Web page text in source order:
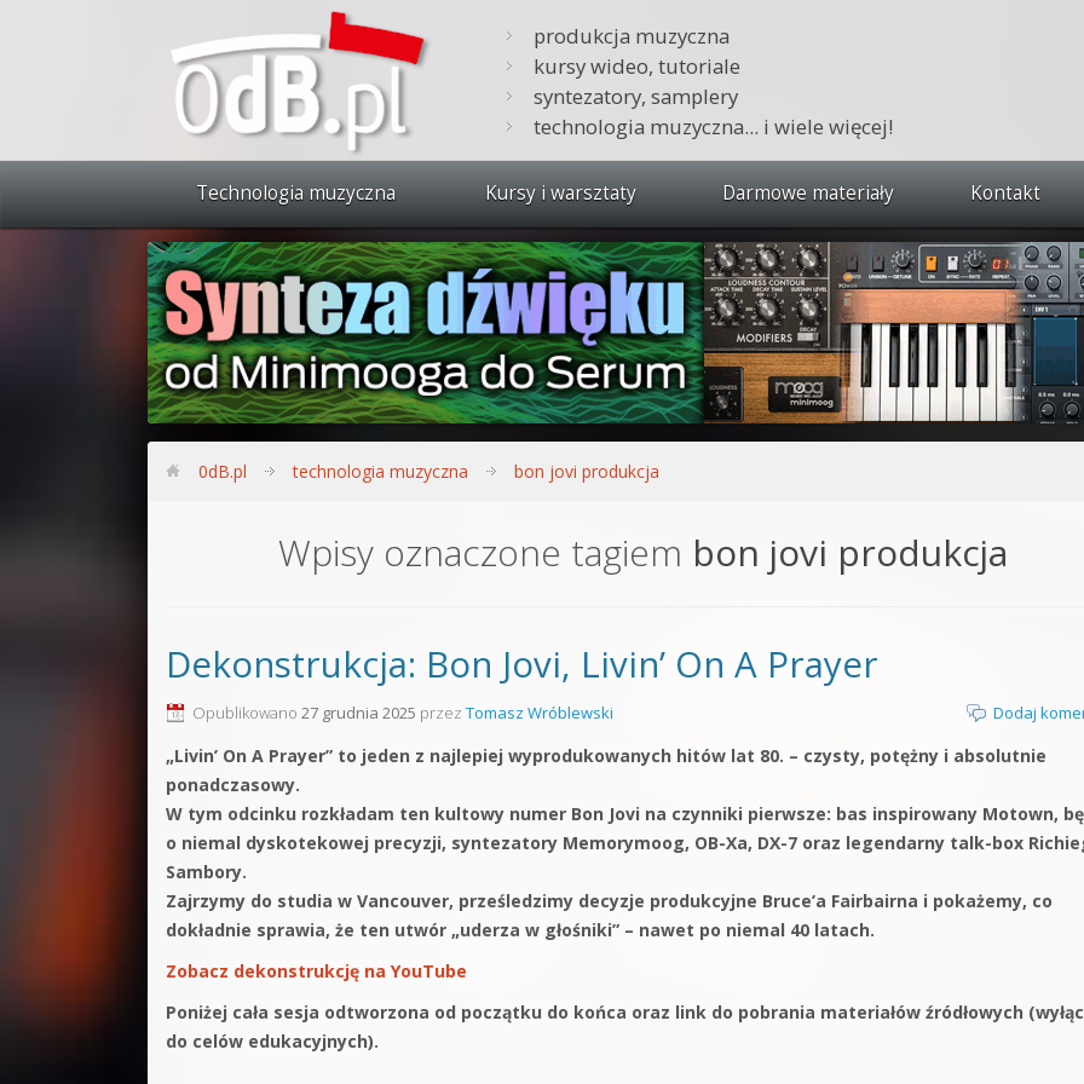
produkcja muzyczna
kursy wideo, tutoriale
syntezatory, samplery
technologia muzyczna... i wiele więcej!
Technologia muzyczna Kursy i warsztaty
Zobacz wszystkie kursy i warsztaty
Synteza dźwięku 🔥
Produkcja muzyczna w praktyce
Bitwig Studio od podstaw
Sound Forge od podstaw
Kontakt 5 Kompendium
Pakiety
Darmowe materiały Kontakt
0dB.pl technologia muzyczna bon jovi produkcja
Wpisy oznaczone tagiem bon jovi produkcja
Dekonstrukcja: Bon Jovi, Livin’ On A Prayer
Opublikowano 27 grudnia 2025 przez Tomasz Wróblewski Dodaj
„Livin’ On A Prayer” to jeden z najlepiej wyprodukowanych hitów lat 80. – czysty, potężny i absolutnie
ponadczasowy.
W tym odcinku rozkładam ten kultowy numer Bon Jovi na czynniki pierwsze: bas inspirowany Motown,
o niemal dyskotekowej precyzji, syntezatory Memorymoog, OB-Xa, DX-7 oraz legendarny talk-box
Sambory.
Zajrzymy do studia w Vancouver, prześledzimy decyzje produkcyjne Bruce’a Fairbairna i pokażemy, co
dokładnie sprawia, że ten utwór „uderza w głośniki” – nawet po niemal 40 latach.
Zobacz dekonstrukcję na YouTube
Poniżej cała sesja odtworzona od początku do końca oraz link do pobrania materiałów źródłowych
do celów edukacyjnych).